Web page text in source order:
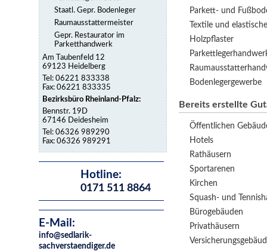
Staatl. Gepr. Bodenleger
Raumausstattermeister
Gepr. Restaurator im
Parketthandwerk
Am Taubenfeld 12
69123 Heidelberg
Tel: 06221 833338
Fax: 06221 833335
Bezirksbüro Rheinland-Pfalz:
Bennstr. 19D
67146 Deidesheim
Tel: 06326 989290
Fax: 06326 989291
Hotline:
0171 511 8864
E-Mail:
info@sedlarik-
sachverstaendiger.de
Parkett- und
Textile und
Holzpflaster
Bodenlegergewerbe
Bereits erstellte
Öffentlichen
Hotels
Rathäusern
Sportarenen
Kirchen
Squash- und
Bürogebäuden
Privathäusern